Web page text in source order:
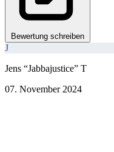
Bewertung schreiben
J
Jens “Jabbajustice” T
07. November 2024